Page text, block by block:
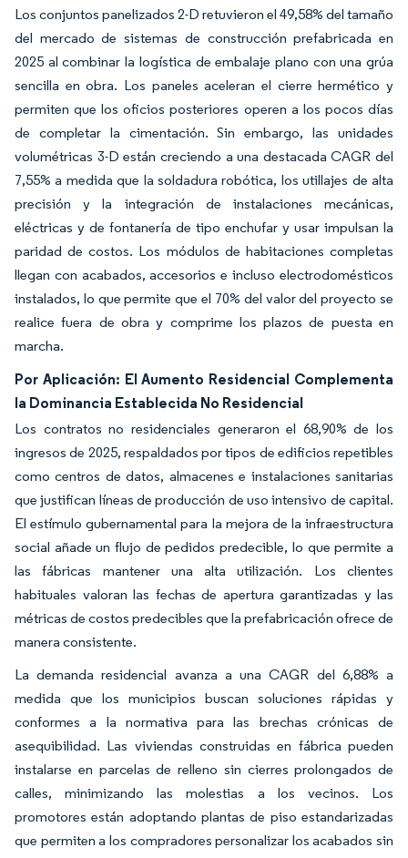
Los conjuntos panelizados 2-D retuvieron el 49,58% del tamaño
del mercado de sistemas de construcción prefabricada en
2025 al combinar la logística de embalaje plano con una grúa
sencilla en obra. Los paneles aceleran el cierre hermético y
permiten que los oficios posteriores operen a los pocos días
de completar la cimentación. Sin embargo, las unidades
volumétricas 3-D están creciendo a una destacada CAGR del
7,55% a medida que la soldadura robótica, los utillajes de alta
precisión y la integración de instalaciones mecánicas,
eléctricas y de fontanería de tipo enchufar y usar impulsan la
paridad de costos. Los módulos de habitaciones completas
llegan con acabados, accesorios e incluso electrodomésticos
instalados, lo que permite que el 70% del valor del proyecto se
realice fuera de obra y comprime los plazos de puesta en
marcha.
Por Aplicación: El Aumento Residencial Complementa
la Dominancia Establecida No Residencial
Los contratos no residenciales generaron el 68,90% de los
ingresos de 2025, respaldados por tipos de edificios repetibles
como centros de datos, almacenes e instalaciones sanitarias
que justifican líneas de producción de uso intensivo de capital.
El estímulo gubernamental para la mejora de la infraestructura
social añade un flujo de pedidos predecible, lo que permite a
las fábricas mantener una alta utilización. Los clientes
habituales valoran las fechas de apertura garantizadas y las
métricas de costos predecibles que la prefabricación ofrece de
manera consistente.
La demanda residencial avanza a una CAGR del 6,88% a
medida que los municipios buscan soluciones rápidas y
conformes a la normativa para las brechas crónicas de
asequibilidad. Las viviendas construidas en fábrica pueden
instalarse en parcelas de relleno sin cierres prolongados de
calles, minimizando las molestias a los vecinos. Los
promotores están adoptando plantas de piso estandarizadas
que permiten a los compradores personalizar los acabados sin